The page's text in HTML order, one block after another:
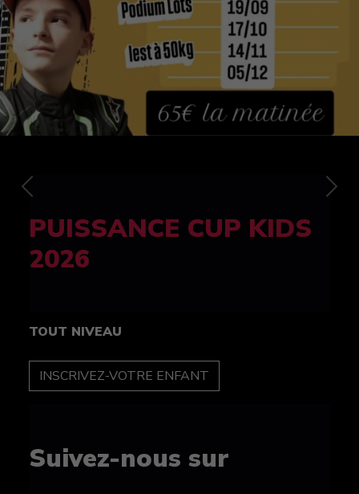
FELINE CUP 100%
féminine
TOUT NIVEAU
INSCRIPTION
Suivez-nous sur
Previous Next